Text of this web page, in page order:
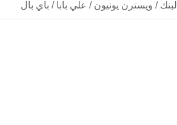
البنك / ويسترن يونيون / علي بابا / باي بال